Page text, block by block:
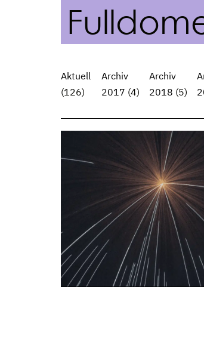
Aktuell
(126)
Archiv
2017 (4)
Archiv
2018 (5)